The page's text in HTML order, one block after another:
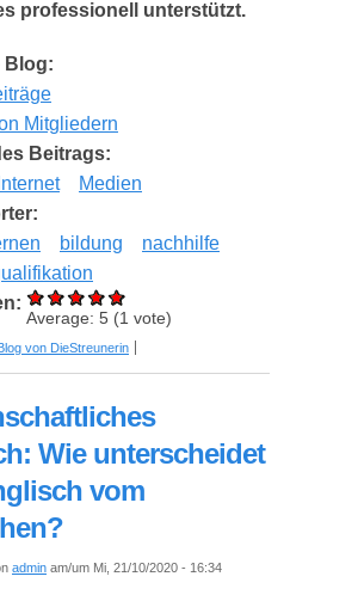
professionell unterstützt.
Blog:
Mitgliedern
Beitrags:
Internet
Medien
bildung
nachhilfe
Average: 5 (1 vote)
Nachhilfelehrer: Worauf sollten Eltern
von DieStreunerin
Wie unterscheidet
vom
admin am/um Mi, 21/10/2020 - 16:34